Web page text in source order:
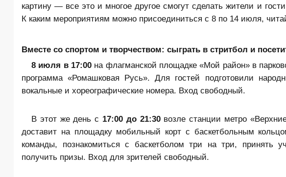
картину — все это и многое другое смогут сделать жители и
К каким мероприятиям можно присоединиться с 8 по 14 июля,
Вместе со спортом и творчеством: сыграть в стритбол и
8 июля в 17:00на флагманской площадке «Мой район» в
программа «Ромашковая Русь». Для гостей подготовили
вокальные и хореографические номера. Вход свободный.
В этот же день с 17:00 до 21:30 возле станции метро
доставит на площадку мобильный корт с баскетбольным
команды, познакомиться с баскетболом три на три, принять
получить призы. Вход для зрителей свободный.